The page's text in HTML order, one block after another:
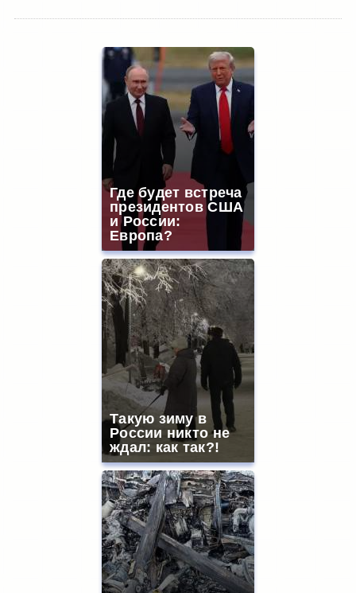
Где будет встреча
президентов США
и России:
Европа?
Такую зиму в
России никто не
ждал: как так?!